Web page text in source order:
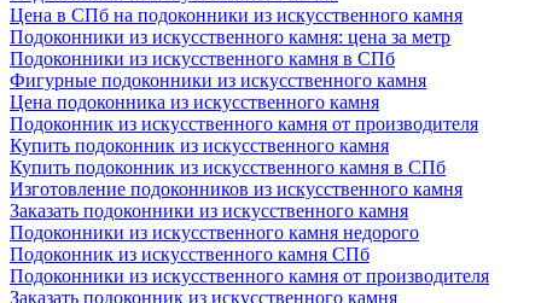
Цена в СПб на подоконники из искусственного камня
Подоконники из искусственного камня: цена за метр
Подоконники из искусственного камня в СПб
Фигурные подоконники из искусственного камня
Цена подоконника из искусственного камня
Подоконник из искусственного камня от производителя
Купить подоконник из искусственного камня
Купить подоконник из искусственного камня в СПб
Изготовление подоконников из искусственного камня
Заказать подоконники из искусственного камня
Подоконники из искусственного камня недорого
Подоконник из искусственного камня СПб
Подоконники из искусственного камня от производителя
Заказать подоконник из искусственного камня